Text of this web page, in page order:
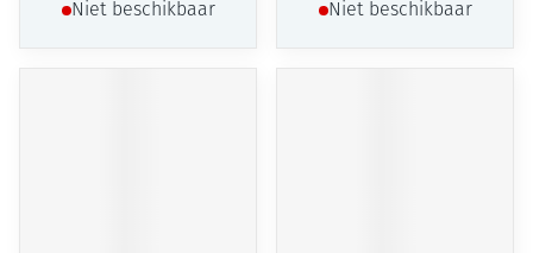
Niet beschikbaar Niet beschikbaar